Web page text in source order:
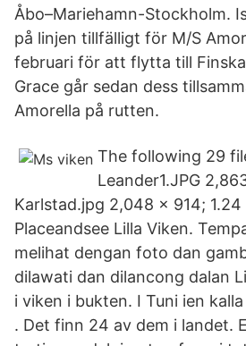
Åbo–Mariehamn-Stockholm.
på linjen tillfälligt för M/S
februari för att flytta till
Grace går sedan dess
Amorella på rutten.
The following 29
Leander1.JPG
Karlstad.jpg 2,048 × 914; 1.24
Placeandsee Lilla Viken.
melihat dengan foto dan
dilawati dan dilancong dalan
i viken i bukten. I Tuni ien
. Det finn 24 av dem i landet.